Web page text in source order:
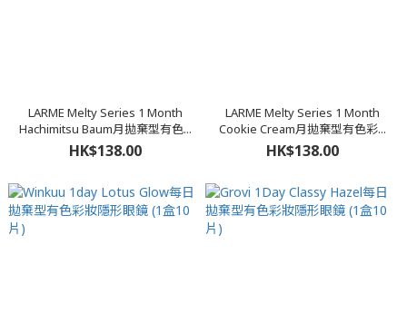
LARME Melty Series 1 Month
Hachimitsu Baum月拋棄型有色...
HK$138.00
LARME Melty Series 1 Month
Cookie Cream月拋棄型有色彩...
HK$138.00